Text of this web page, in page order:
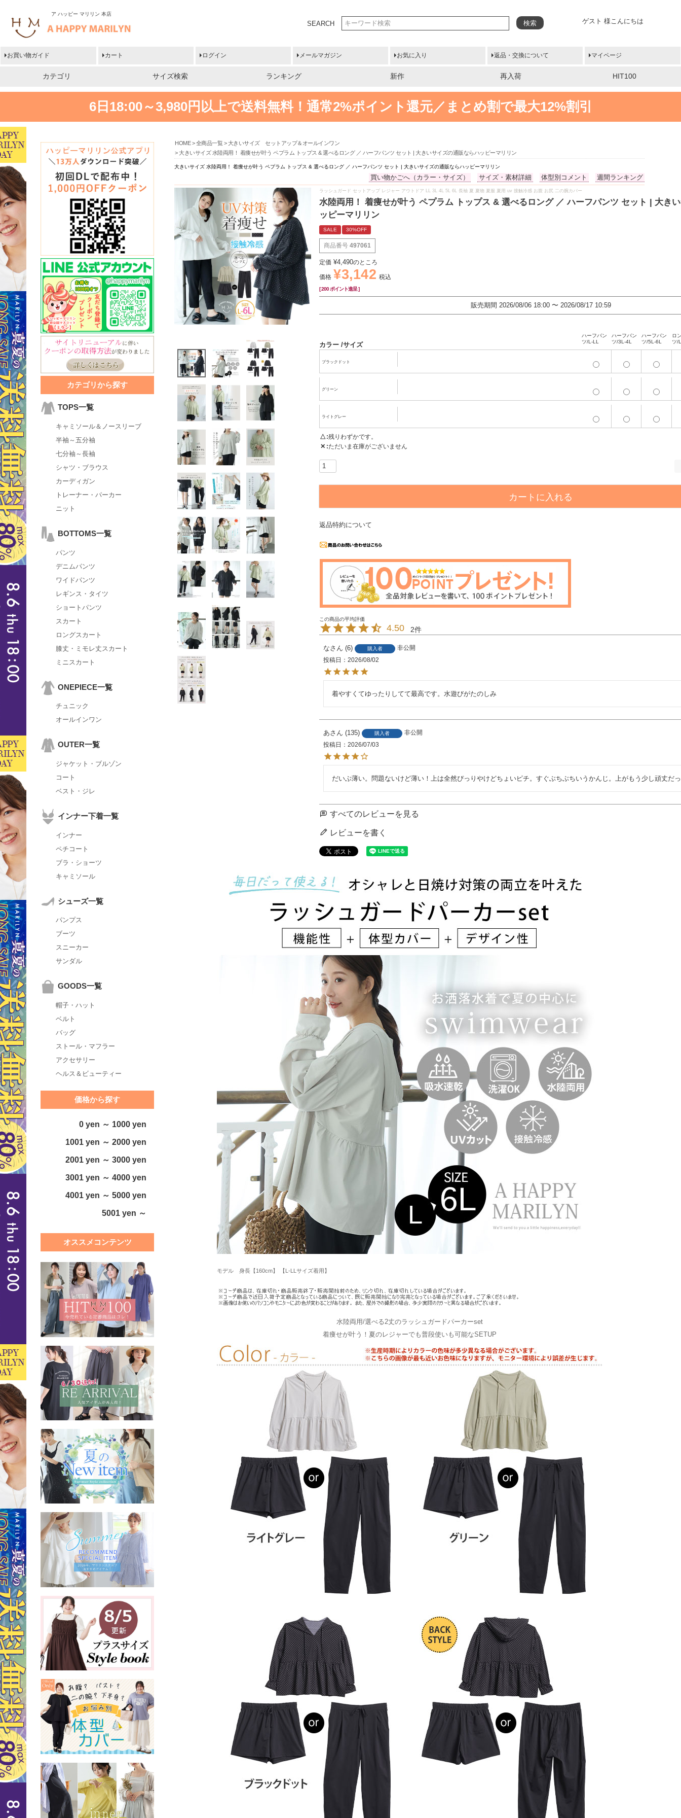
ア ハッピー マリリン 本店
ゲスト 様こんにちは
SEARCH 検索
お買い物ガイド カート ログイン メールマガジン お気に入り 返品・交換について マイページ
カテゴリ サイズ検索 ランキング 新作 再入荷 HIT100
6日18:00～3,980円以上で送料無料！ 通常2%ポイント還元／まとめ割で最大12%割引
カテゴリから探す
TOPS一覧
キャミソール＆ノースリーブ
半袖～五分袖
七分袖～長袖
シャツ・ブラウス
カーディガン
トレーナー・パーカー
ニット
BOTTOMS一覧
パンツ
デニムパンツ
ワイドパンツ
レギンス・タイツ
ショートパンツ
スカート
ロングスカート
膝丈・ミモレ丈スカート
ミニスカート
ONEPIECE一覧
チュニック
オールインワン
OUTER一覧
ジャケット・ブルゾン
コート
ベスト・ジレ
インナー下着一覧
インナー
ペチコート
ブラ・ショーツ
キャミソール
シューズ一覧
パンプス
ブーツ
スニーカー
サンダル
GOODS一覧
帽子・ハット
ベルト
バッグ
ストール・マフラー
アクセサリー
ヘルス＆ビューティー
価格から探す
0 yen ～ 1000 yen
1001 yen ～ 2000 yen
2001 yen ～ 3000 yen
3001 yen ～ 4000 yen
4001 yen ～ 5000 yen
5001 yen ～
オススメコンテンツ
HOME 全商品一覧
大きいサイズ セットアップ＆オールインワン
大きいサイズ 水陸両用！ 着痩せが叶う ペプラム トップス & 選べるロング ／ ハーフパンツ セット | 大きいサイズの通販ならハッピーマリリン
大きいサイズ 水陸両用！ 着痩せが叶う ペプラム トップス & 選べるロング ／ ハーフパンツ セット | 大きいサイズの通販ならハッピーマリリン
買い物かごへ（カラー・サイズ） サイズ・素材詳細 体型別コメント 週間ランキング
ラッシュガード セットアップ レジャー アウトドア LL 3L 4L 5L 6L 長袖 夏 夏物 夏服 夏用 uv 接触冷感 お腹 お尻 二の腕カバー
水陸両用！ 着痩せが叶う ペプラム トップス & 選べるロング ／ ハーフパンツ セット | 大き
ッピーマリリン
SALE 30%OFF
商品番号 497061
定価 ¥4,490のところ
価格 ¥3,142 税込
[200 ポイント進呈 ]
販売期間 2026/08/06 18:00 〜 2026/08/17 10:59
カラー サイズ
ブラックドット
ハーフパン
ツ/L-LL
ハーフパン
ツ/3L-4L
ハーフパン
ツ/5L-6L
ロ
ツ/
グリーン
ハーフパン
ツ/L-LL
ハーフパン
ツ/3L-4L
ハーフパン
ツ/5L-6L
ライトグレー
ハーフパン
ツ/L-LL
ハーフパン
ツ/3L-4L
ハーフパン
ツ/5L-6L
△ 残りわずかです。
✕ ただいま在庫がございません
カートに入れる
返品特約について
4.50 2
な 6 購入者
非公開
投稿日
2026/08/02
着やすくてゆったりしてて最高です。水遊びがたのしみ
あ 135 購入者
非公開
投稿日
2026/07/03
だいぶ薄い。問題ないけど薄い！上は全然ぴっりやけどちょいピチ。すぐぶちぶちいうかんじ。上がもう少し頑丈だ
すべてのレビューを見る
レビューを書く
モデル 身長【160cm】 【L-LLサイズ着用】
水陸両用/選べる2丈のラッシュガードパーカーset
着痩せが叶う！夏のレジャーでも普段使いも可能なSETUP